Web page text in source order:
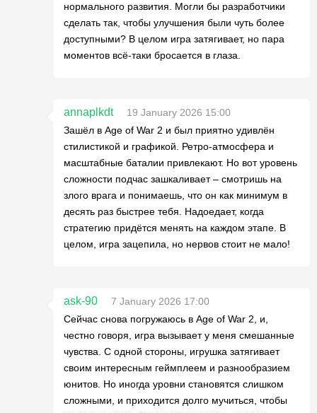
нормального развития. Могли бы разработчики
сделать так, чтобы улучшения были чуть более
доступными? В целом игра затягивает, но пара
моментов всё-таки бросается в глаза.
annaplkdt
19 January 2026 15:00
Зашёл в Age of War 2 и был приятно удивлён
стилистикой и графикой. Ретро-атмосфера и
масштабные баталии привлекают. Но вот уровень
сложности подчас зашкаливает – смотришь на
злого врага и понимаешь, что он как минимум в
десять раз быстрее тебя. Надоедает, когда
стратегию придётся менять на каждом этапе. В
целом, игра зацепила, но нервов стоит не мало!
ask-90
7 January 2026 17:00
Сейчас снова погружаюсь в Age of War 2, и,
честно говоря, игра вызывает у меня смешанные
чувства. С одной стороны, игрушка затягивает
своим интересным геймплеем и разнообразием
юнитов. Но иногда уровни становятся слишком
сложными, и приходится долго мучиться, чтобы